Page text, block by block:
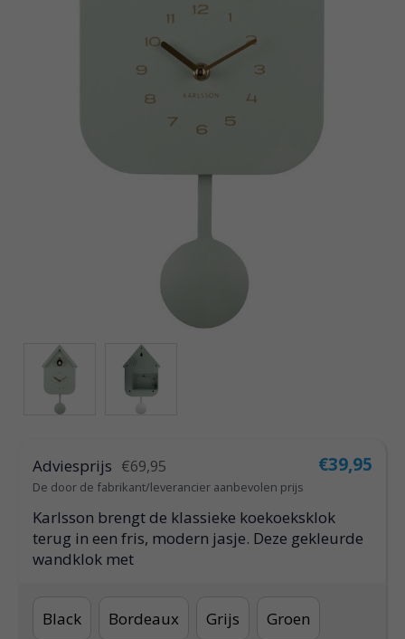
Adviesprijs €69,95
De door de fabrikant/leverancier aanbevolen prijs
€39,95
Karlsson brengt de klassieke koekoeksklok
terug in een fris, modern jasje. Deze gekleurde
wandklok met
Black Bordeaux Grijs Groen